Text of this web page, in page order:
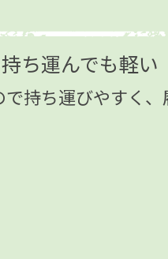
ち運んでも軽い
持ち運びやすく